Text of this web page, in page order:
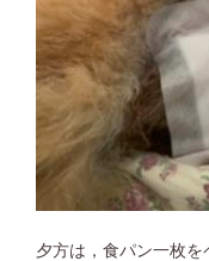
夕方は，食パン一枚